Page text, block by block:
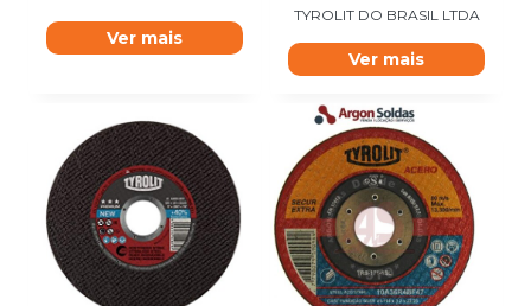
Ver mais
TYROLIT DO BRASIL LTDA
Ver mais